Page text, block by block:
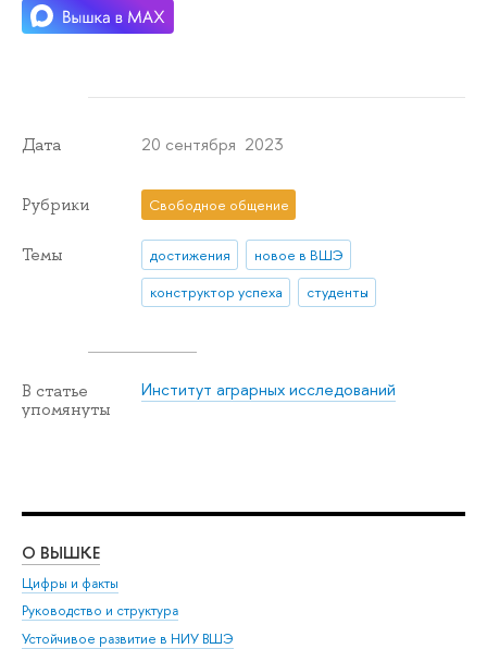
Дата 20 сентября 2023
Рубрики Свободное общение
Темы достижения
новое в ВШЭ
конструктор успеха
студенты
В статье
упомянуты
Институт аграрных исследований
О ВЫШКЕ
Цифры и факты
Руководство и структура
Устойчивое развитие в НИУ ВШЭ